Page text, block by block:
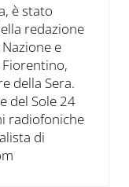
è stato
redazione
e
della Sera.
del Sole 24
radiofoniche
di